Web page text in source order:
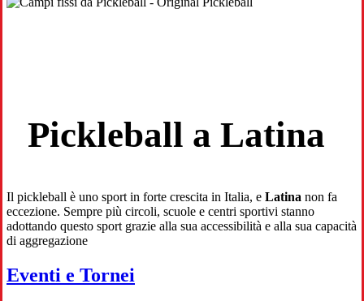
Pickleball a Latina
Il pickleball è uno sport in forte crescita in Italia, e Latina non fa
eccezione. Sempre più circoli, scuole e centri sportivi stanno
adottando questo sport grazie alla sua accessibilità e alla sua capacità
di aggregazione
Eventi e Tornei